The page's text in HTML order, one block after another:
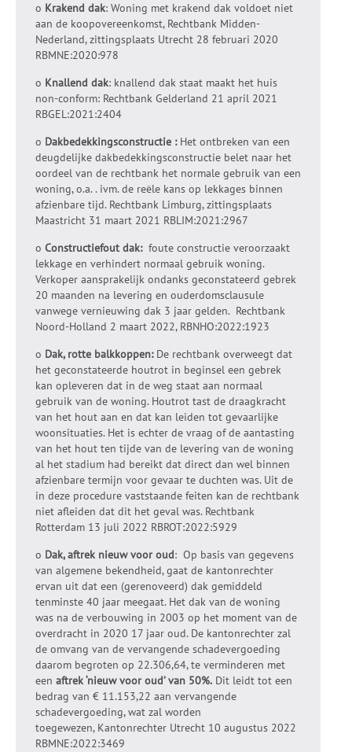
o Krakend dak: Woning met krakend dak voldoet niet
aan de koopovereenkomst, Rechtbank Midden-
Nederland, zittingsplaats Utrecht 28 februari 2020
RBMNE:2020:978
o Knallend dak: knallend dak staat maakt het huis
non-conform: Rechtbank Gelderland 21 april 2021
RBGEL:2021:2404
o Dakbedekkingsconstructie : Het ontbreken van een
deugdelijke dakbedekkingsconstructie belet naar het
oordeel van de rechtbank het normale gebruik van een
woning, o.a. . ivm. de reële kans op lekkages binnen
afzienbare tijd. Rechtbank Limburg, zittingsplaats
Maastricht 31 maart 2021 RBLIM:2021:2967
o Constructiefout dak: foute constructie veroorzaakt
lekkage en verhindert normaal gebruik woning.
Verkoper aansprakelijk ondanks geconstateerd gebrek
20 maanden na levering en ouderdomsclausule
vanwege vernieuwing dak 3 jaar gelden. Rechtbank
Noord-Holland 2 maart 2022, RBNHO:2022:1923
o Dak, rotte balkkoppen:De rechtbank overweegt dat
het geconstateerde houtrot in beginsel een gebrek
kan opleveren dat in de weg staat aan normaal
gebruik van de woning. Houtrot tast de draagkracht
van het hout aan en dat kan leiden tot gevaarlijke
woonsituaties. Het is echter de vraag of de aantasting
van het hout ten tijde van de levering van de woning
al het stadium had bereikt dat direct dan wel binnen
afzienbare termijn voor gevaar te duchten was. Uit de
in deze procedure vaststaande feiten kan de rechtbank
niet afleiden dat dit het geval was. Rechtbank
Rotterdam 13 juli 2022 RBROT:2022:5929
o Dak, aftrek nieuw voor oud: Op basis van gegevens
van algemene bekendheid, gaat de kantonrechter
ervan uit dat een (gerenoveerd) dak gemiddeld
tenminste 40 jaar meegaat. Het dak van de woning
was na de verbouwing in 2003 op het moment van de
overdracht in 2020 17 jaar oud. De kantonrechter zal
de omvang van de vervangende schadevergoeding
daarom begroten op 22.306,64, te verminderen met
een aftrek ‘nieuw voor oud’ van 50%. Dit leidt tot een
bedrag van € 11.153,22 aan vervangende
schadevergoeding, wat zal worden
toegewezen, Kantonrechter Utrecht 10 augustus 2022
RBMNE:2022:3469